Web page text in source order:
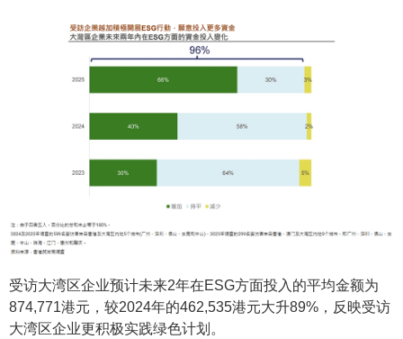
受访大湾区企业预计未来2年在ESG方面投入的平均金额为
874,771港元，较2024年的462,535港元大升89%，反映受访
大湾区企业更积极实践绿色计划。